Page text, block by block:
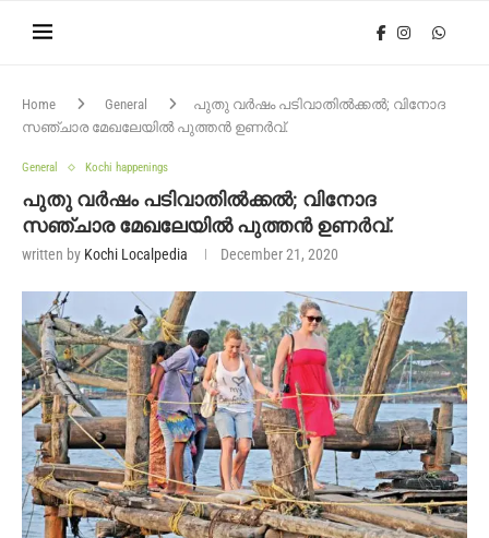
Home General
പുതു വർഷം പടിവാതിൽക്കൽ; വിനോദ
സഞ്ചാര മേഖലേയിൽ പുത്തൻ ഉണർവ്.
General Kochi happenings
പുതു വർഷം പടിവാതിൽക്കൽ; വിനോദ
സഞ്ചാര മേഖലേയിൽ പുത്തൻ ഉണർവ്.
written by Kochi Localpedia December 21, 2020